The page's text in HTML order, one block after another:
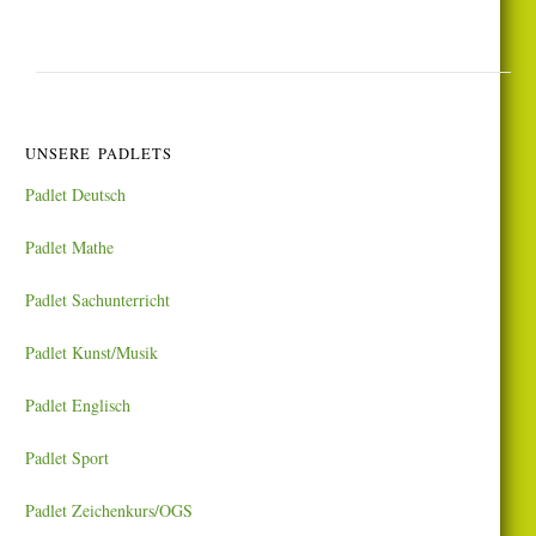
UNSERE PADLETS
Padlet Deutsch
Padlet Mathe
Padlet Sachunterricht
Padlet Kunst/Musik
Padlet Englisch
Padlet Sport
Padlet Zeichenkurs/OGS